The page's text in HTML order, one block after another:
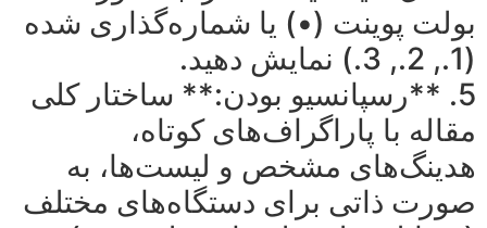
بولت پوینت (•) یا شماره‌گذاری شده
(1., 2., 3.) نمایش دهید.
5. **رسپانسیو بودن:** ساختار کلی
مقاله با پاراگراف‌های کوتاه،
هدینگ‌های مشخص و لیست‌ها، به
صورت ذاتی برای دستگاه‌های مختلف